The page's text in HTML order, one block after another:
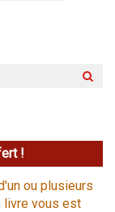
!
ou plusieurs
livre vous est